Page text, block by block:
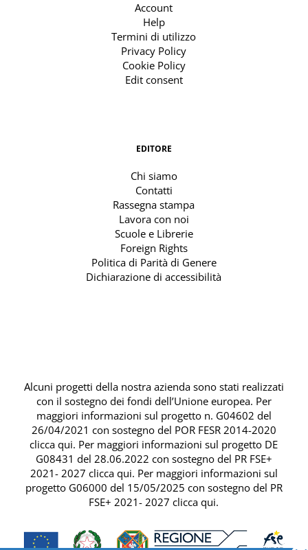
Account
Help
Termini di utilizzo
Privacy Policy
Cookie Policy
Edit consent
EDITORE
Chi siamo
Contatti
Rassegna stampa
Lavora con noi
Scuole e Librerie
Foreign Rights
Politica di Parità di Genere
Dichiarazione di accessibilità
Alcuni progetti della nostra azienda sono stati realizzati
con il sostegno dei fondi dell’Unione europea. Per
maggiori informazioni sul progetto n. G04602 del
26/04/2021 con sostegno del POR FESR 2014-2020
clicca qui. Per maggiori informazioni sul progetto DE
G08431 del 28.06.2022 con sostegno del PR FSE+
2021- 2027 clicca qui. Per maggiori informazioni sul
progetto G06000 del 15/05/2025 con sostegno del PR
FSE+ 2021- 2027 clicca qui.